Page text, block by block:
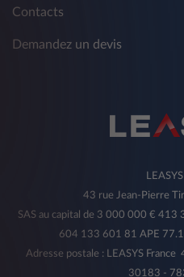
Contacts
Demandez un devis
43 rue Jean-Pierre
SAS au capital de 3 000 000 € 413
604 133 601 81 APE
Adresse postale : LEASYS
30183 -